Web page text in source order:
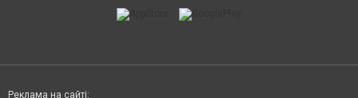
Реклама на сайті: